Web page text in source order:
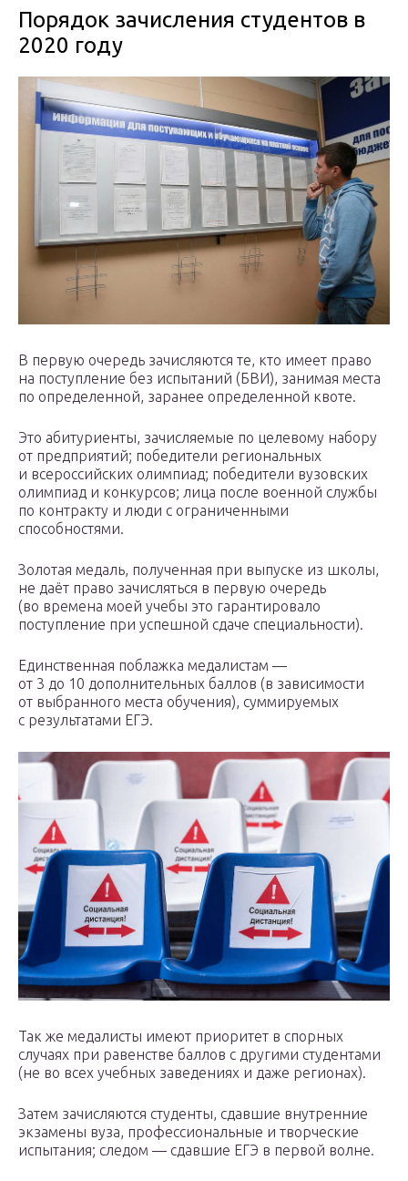
Порядок зачисления студентов в
2020 году
В первую очередь зачисляются те, кто имеет право
на поступление без испытаний (БВИ), занимая места
по определенной, заранее определенной квоте.
Это абитуриенты, зачисляемые по целевому набору
от предприятий; победители региональных
и всероссийских олимпиад; победители вузовских
олимпиад и конкурсов; лица после военной службы
по контракту и люди с ограниченными
способностями.
Золотая медаль, полученная при выпуске из школы,
не даёт право зачисляться в первую очередь
(во времена моей учебы это гарантировало
поступление при успешной сдаче специальности).
Единственная поблажка медалистам —
от 3 до 10 дополнительных баллов (в зависимости
от выбранного места обучения), суммируемых
с результатами ЕГЭ.
Так же медалисты имеют приоритет в спорных
случаях при равенстве баллов с другими студентами
(не во всех учебных заведениях и даже регионах).
Затем зачисляются студенты, сдавшие внутренние
экзамены вуза, профессиональные и творческие
испытания; следом — сдавшие ЕГЭ в первой волне.